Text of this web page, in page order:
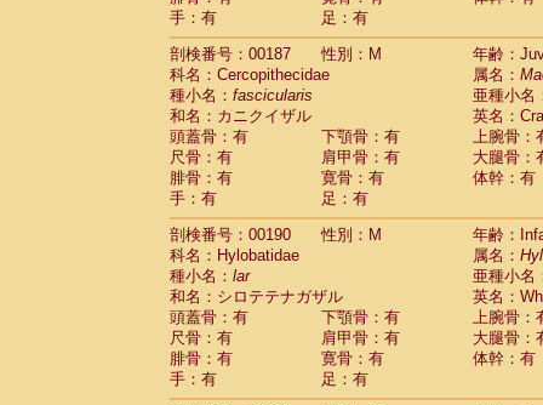
手：有
足：有
剖検番号：00187
性別：M
年齢：
科名：Cercopithecidae
属名：
種小名： fascicularis
亜種小名
和名：カニクイザル
英名：
頭蓋骨：有
下顎骨：有
上腕骨：
尺骨：有
肩甲骨：有
大腿骨：
腓骨：有
寛骨：有
体幹：有
手：有
足：有
剖検番号：00190
性別：M
年齢：
科名：Hylobatidae
属名：
種小名： lar
亜種小名
和名：シロテテナガザル
英名：
頭蓋骨：有
下顎骨：有
上腕骨：
尺骨：有
肩甲骨：有
大腿骨：
腓骨：有
寛骨：有
体幹：有
手：有
足：有